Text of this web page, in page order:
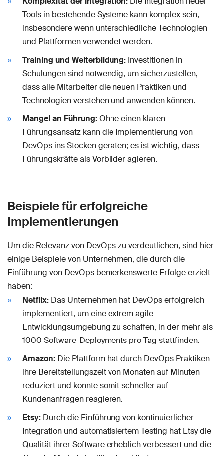
Tools in bestehende Systeme kann komplex sein,
insbesondere wenn unterschiedliche Technologien
und Plattformen verwendet werden.
Training und Weiterbildung: Investitionen in
Schulungen sind notwendig, um sicherzustellen,
dass alle Mitarbeiter die neuen Praktiken und
Technologien verstehen und anwenden können.
Mangel an Führung:Ohne einen klaren
Führungsansatz kann die Implementierung von
DevOps ins Stocken geraten; es ist wichtig, dass
Führungskräfte als Vorbilder agieren.
Beispiele für erfolgreiche
Implementierungen
Um die Relevanz von DevOps zu verdeutlichen, sind hier
einige Beispiele von Unternehmen, die durch die
Einführung von DevOps bemerkenswerte Erfolge erzielt
haben:
Netflix: Das Unternehmen hat DevOps erfolgreich
implementiert, um eine extrem agile
Entwicklungsumgebung zu schaffen, in der mehr als
1000 Software-Deployments pro Tag stattfinden.
Amazon: Die Plattform hat durch DevOps Praktiken
ihre Bereitstellungszeit von Monaten auf Minuten
reduziert und konnte somit schneller auf
Kundenanfragen reagieren.
Etsy: Durch die Einführung von kontinuierlicher
Integration und automatisiertem Testing hat Etsy die
Qualität ihrer Software erheblich verbessert und die